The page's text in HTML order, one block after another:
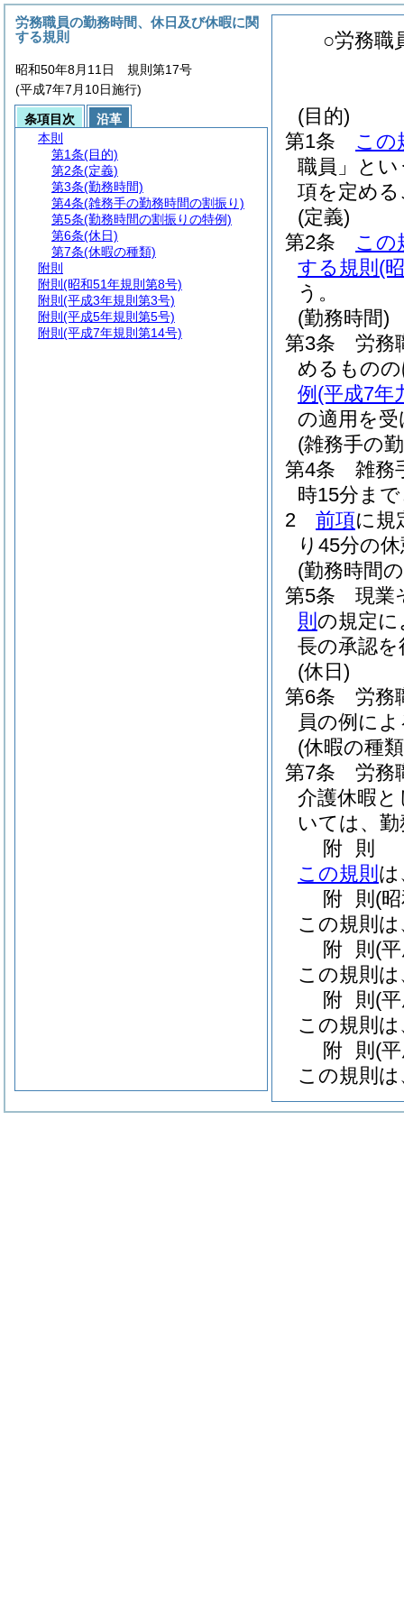
○労務職
(目的)
第1条
この
職員」とい
項を定め
(定義)
第2条
この
する規則 (
う。
(勤務時間)
第3条
労務
めるもの
例 (平成7年
の適用を
(雑務手の
第4条
雑務
時15分ま
2
前項に規
り45分の
(勤務時間
第5条
現業
則 の規定
長の承認
(休日)
第6条
労務
員の例に
(休暇の種
第7条
労務
介護休暇
いては、
附 則
この規則 は
附 則 (
この規則
附 則 (
この規則
附 則 (
この規則
附 則 (
この規則
労務職員の勤務時間、休日及び休暇に関
する規則
昭和50年8月11日 規則第17号
(平成7年7月10日施行)
条項目次
沿革
本則
第1条(目的)
第2条(定義)
第3条(勤務時間)
第4条(雑務手の勤務時間の割振り)
第5条(勤務時間の割振りの特例)
第6条(休日)
第7条(休暇の種類)
附則
附則 (昭和51年規則第8号)
附則 (平成3年規則第3号)
附則 (平成5年規則第5号)
附則 (平成7年規則第14号)